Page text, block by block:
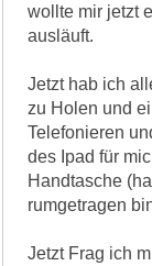
wollte mir jetzt
ausläuft.
Jetzt hab ich
zu Holen und
Telefonieren
des Ipad für
Handtasche
rumgetragen
Jetzt Frag ich